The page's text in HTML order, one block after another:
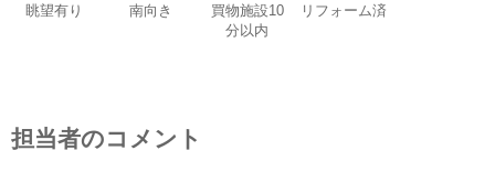
眺望有り 南向き
買物施設10
分以内
リフォーム済
担当者のコメント